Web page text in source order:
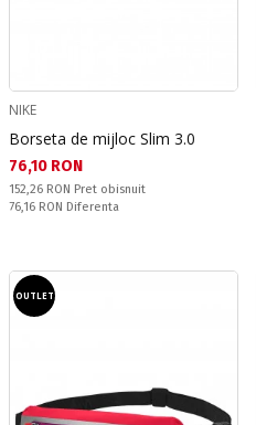
NIKE
Borseta de mijloc Slim 3.0
Текуща цена:
76,10 RON
Pret obisnuit:
152,26 RON Pret obisnuit
Спестявате:
76,16 RON Diferenta
OUTLET